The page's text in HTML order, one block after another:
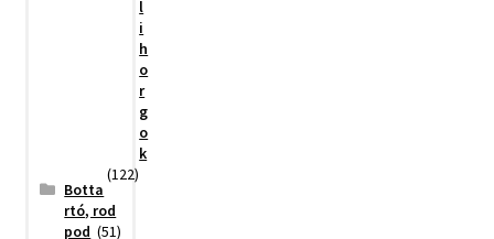
l
i
h
o
r
g
o
k
(122)
Botta
rtó, rod
pod (51)